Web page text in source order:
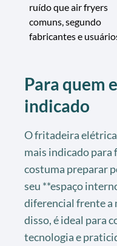
ruído que air fryers
comuns, segundo
fabricantes e
Para quem
indicado
O fritadeira
mais indicado para
costuma preparar
seu **espaço
diferencial frente a
disso, é ideal para
tecnologia e